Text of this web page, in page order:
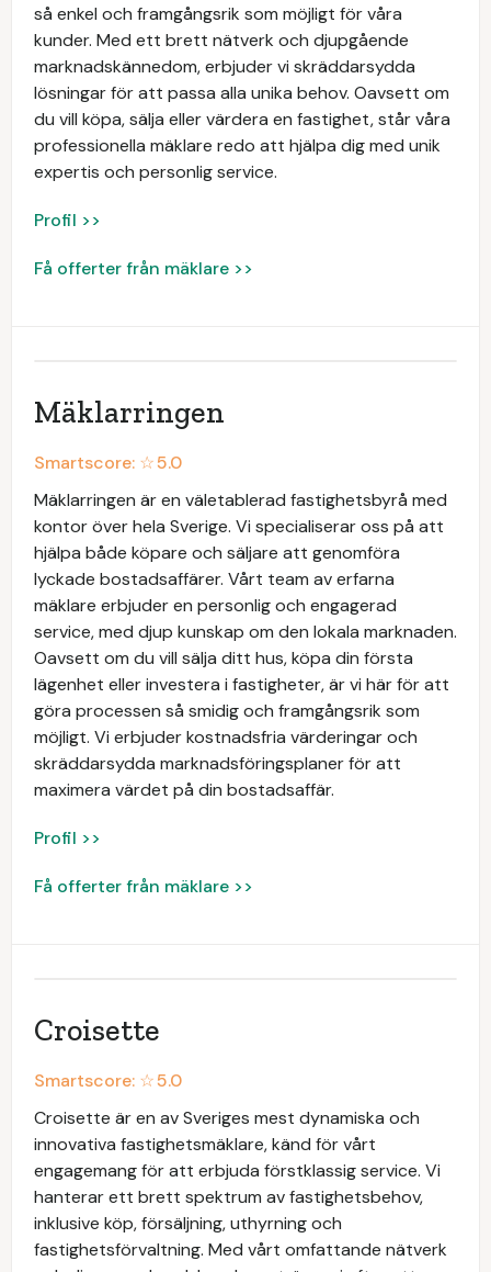
så enkel och framgångsrik som möjligt för våra
kunder. Med ett brett nätverk och djupgående
marknadskännedom, erbjuder vi skräddarsydda
lösningar för att passa alla unika behov. Oavsett om
du vill köpa, sälja eller värdera en fastighet, står våra
professionella mäklare redo att hjälpa dig med unik
expertis och personlig service.
Profil >>
Få offerter från mäklare >>
Mäklarringen
Smartscore: ☆5.0
Mäklarringen är en väletablerad fastighetsbyrå med
kontor över hela Sverige. Vi specialiserar oss på att
hjälpa både köpare och säljare att genomföra
lyckade bostadsaffärer. Vårt team av erfarna
mäklare erbjuder en personlig och engagerad
service, med djup kunskap om den lokala marknaden.
Oavsett om du vill sälja ditt hus, köpa din första
lägenhet eller investera i fastigheter, är vi här för att
göra processen så smidig och framgångsrik som
möjligt. Vi erbjuder kostnadsfria värderingar och
skräddarsydda marknadsföringsplaner för att
maximera värdet på din bostadsaffär.
Profil >>
Få offerter från mäklare >>
Croisette
Smartscore: ☆5.0
Croisette är en av Sveriges mest dynamiska och
innovativa fastighetsmäklare, känd för vårt
engagemang för att erbjuda förstklassig service. Vi
hanterar ett brett spektrum av fastighetsbehov,
inklusive köp, försäljning, uthyrning och
fastighetsförvaltning. Med vårt omfattande nätverk